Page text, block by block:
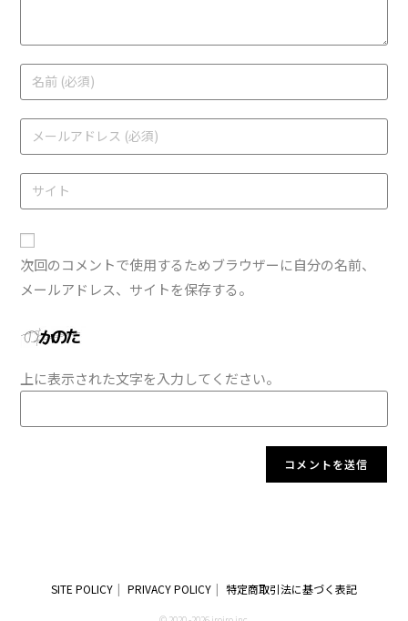
次回のコメントで使用するためブラウザーに自分の名前、
メールアドレス、サイトを保存する。
上に表示された文字を入力してください。
SITE POLICY PRIVACY POLICY 特定商取引法に基づく表記